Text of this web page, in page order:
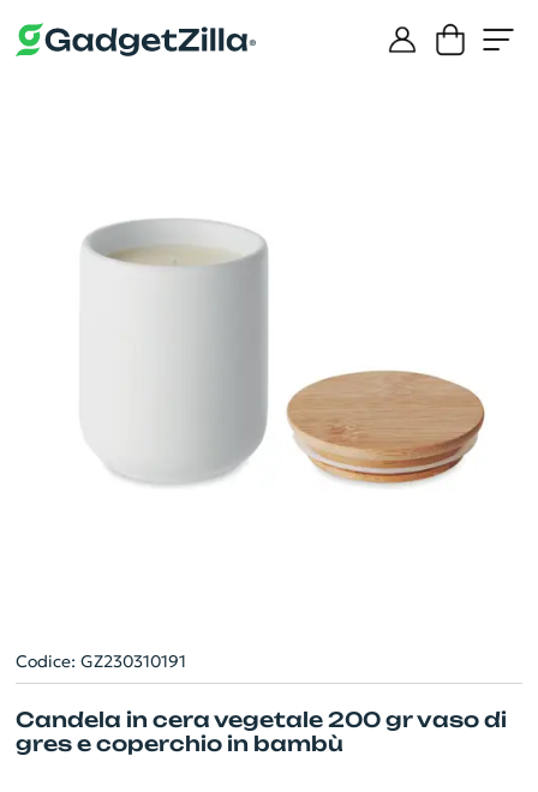
Codice: GZ230310191
Candela in cera vegetale 200 gr vaso di
gres e coperchio in bambù